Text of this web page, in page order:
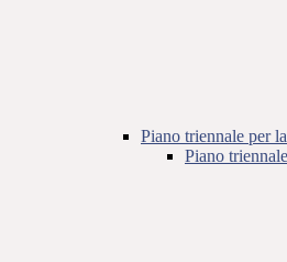
Piano triennale per
Piano